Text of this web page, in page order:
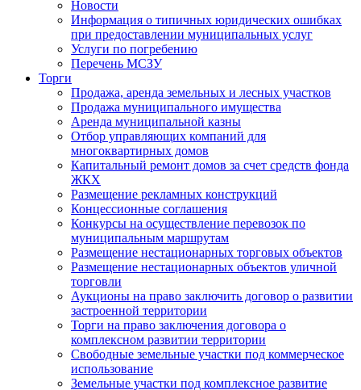
Новости
Информация о типичных юридических ошибках
при предоставлении муниципальных услуг
Услуги по погребению
Перечень МСЗУ
Торги
Продажа, аренда земельных и лесных участков
Продажа муниципального имущества
Аренда муниципальной казны
Отбор управляющих компаний для
многоквартирных домов
Капитальный ремонт домов за счет средств фонда
ЖКХ
Размещение рекламных конструкций
Концессионные соглашения
Конкурсы на осуществление перевозок по
муниципальным маршрутам
Размещение нестационарных торговых объектов
Размещение нестационарных объектов уличной
торговли
Аукционы на право заключить договор о развитии
застроенной территории
Торги на право заключения договора о
комплексном развитии территории
Свободные земельные участки под коммерческое
использование
Земельные участки под комплексное развитие